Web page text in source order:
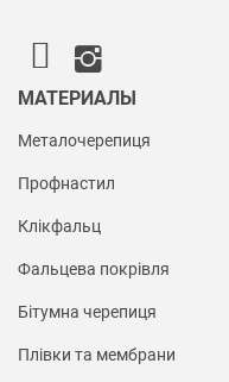
МАТЕРИАЛЫ
Металочерепиця
Профнастил
Клікфальц
Фальцева покрівля
Бітумна черепиця
Плівки та мембрани